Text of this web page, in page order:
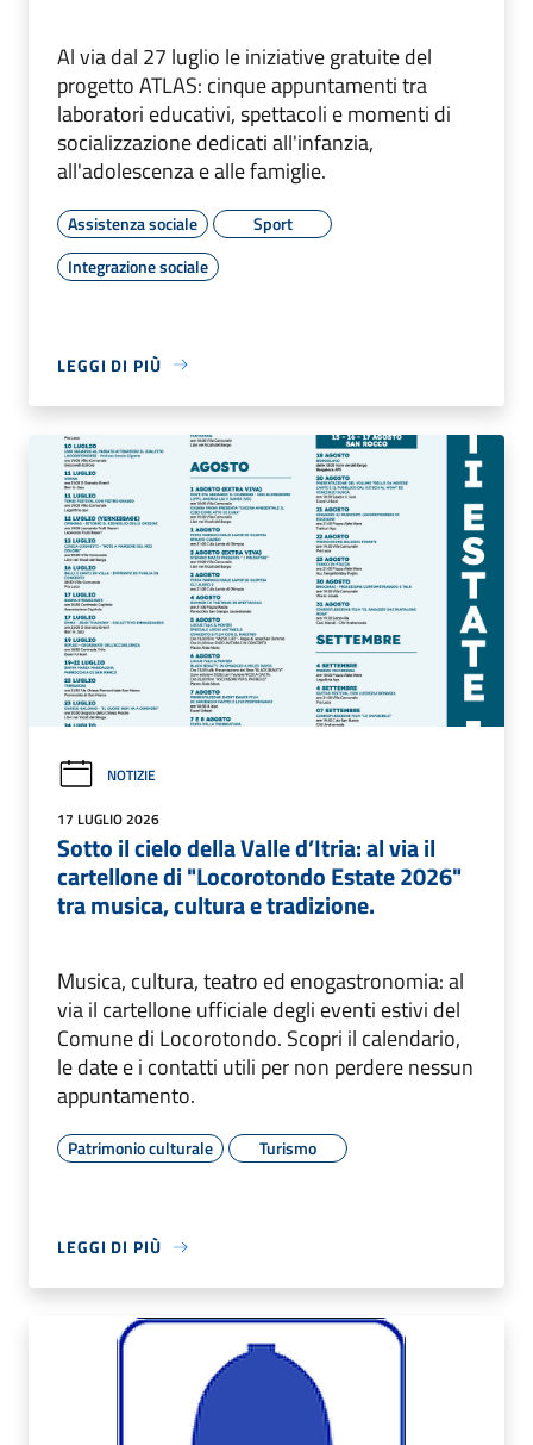
Al via dal 27 luglio le iniziative gratuite del
progetto ATLAS: cinque appuntamenti tra
laboratori educativi, spettacoli e momenti di
socializzazione dedicati all'infanzia,
all'adolescenza e alle famiglie.
Assistenza sociale
Sport
Integrazione sociale
LEGGI DI PIÙ
NOTIZIE
17 LUGLIO 2026
Sotto il cielo della Valle d’Itria: al via il
cartellone di "Locorotondo Estate 2026"
tra musica, cultura e tradizione.
Musica, cultura, teatro ed enogastronomia: al
via il cartellone ufficiale degli eventi estivi del
Comune di Locorotondo. Scopri il calendario,
le date e i contatti utili per non perdere nessun
appuntamento.
Patrimonio culturale Turismo
LEGGI DI PIÙ